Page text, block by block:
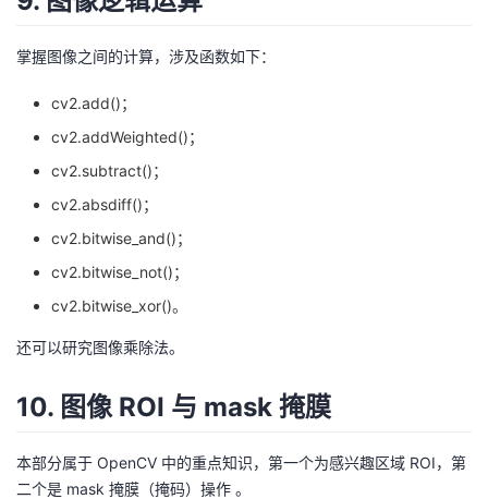
掌握图像之间的计算，涉及函数如下：
cv2.add()；
cv2.addWeighted()；
cv2.subtract()；
cv2.absdiff()；
cv2.bitwise_and()；
cv2.bitwise_not()；
cv2.bitwise_xor()。
还可以研究图像乘除法。
10. 图像 ROI 与 mask 掩膜
本部分属于 OpenCV 中的重点知识，第一个为感兴趣区域 ROI，第
二个是 mask 掩膜（掩码）操作 。